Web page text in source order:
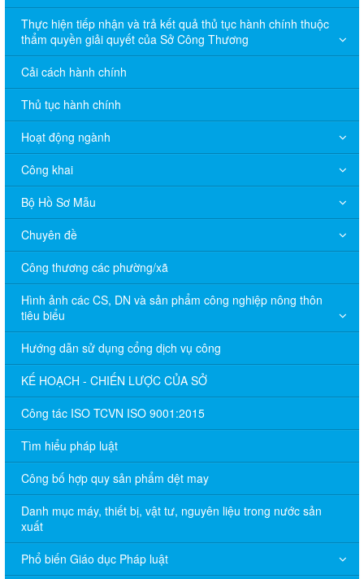
Thực hiện tiếp nhận và trả kết quả thủ tục hành chính thuộc
thẩm quyền giải quyết của Sở Công Thương
Cải cách hành chính
Thủ tục hành chính
Hoạt động ngành
Công khai
Bộ Hồ Sơ Mẫu
Chuyên đề
Công thương các phường/xã
Hình ảnh các CS, DN và sản phẩm công nghiệp nông thôn
tiêu biểu
Hướng dẫn sử dụng cổng dịch vụ công
KẾ HOẠCH - CHIẾN LƯỢC CỦA SỞ
Công tác ISO TCVN ISO 9001:2015
Tìm hiểu pháp luật
Công bố hợp quy sản phẩm dệt may
Danh mục máy, thiết bị, vật tư, nguyên liệu trong nước sản
xuất
Phổ biến Giáo dục Pháp luật